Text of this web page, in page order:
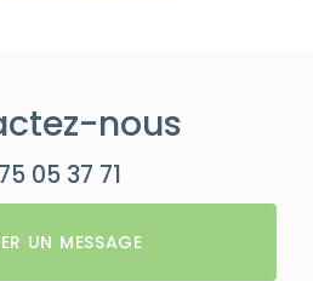
nous
05 37 71
UN MESSAGE